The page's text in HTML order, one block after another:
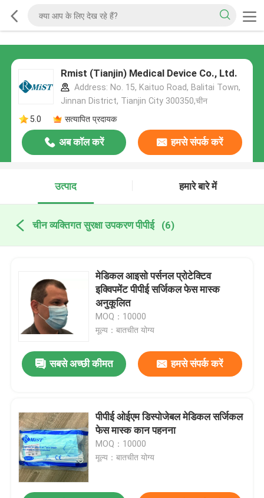
Rmist (Tianjin) Medical Device Co., Ltd.
Address: No. 15, Kaituo Road, Balitai Town,
Jinnan District, Tianjin City 300350,चीन
5.0
सत्यापित प्रदायक
अब कॉल करें हमसे संपर्क करें
उत्पाद हमारे बारे में
चीन व्यक्तिगत सुरक्षा उपकरण पीपीई (6)
मेडिकल आइसो पर्सनल प्रोटेक्टिव
इक्विपमेंट पीपीई सर्जिकल फेस मास्क
अनुकूलित
MOQ：10000
मूल्य：बातचीत योग्य
सबसे अच्छी कीमत हमसे संपर्क करें
पीपीई ओईएम डिस्पोजेबल मेडिकल सर्जिकल
फेस मास्क कान पहनना
MOQ：10000
मूल्य：बातचीत योग्य